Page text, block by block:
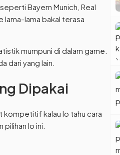
Bayern Munich, Real
lama-lama bakal terasa
mumpuni di dalam game.
dari yang lain.
Dipakai
kompetitif kalau lo tahu cara
lo ini.